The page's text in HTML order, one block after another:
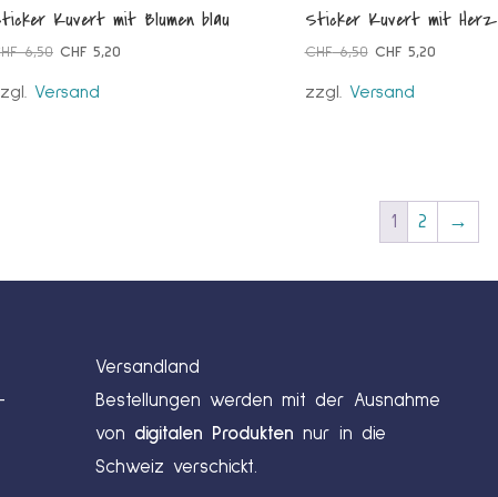
Kuvert mit Blumen blau
6,50 Ursprünglicher
war:
CHF5,20Aktueller
Versand
Sticker Kuvert mit Herz
CHF6,50 Ursprünglicher
war:
CHF5,20Aktueller
zzgl. Versand
1 2 →
Versandland
Bestellungen werden mit der Ausnahme
von digitalen Produkten nur in die
Schweiz verschickt.